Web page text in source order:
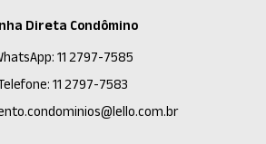
Direta Condômino
11 2797-7585
11 2797-7583